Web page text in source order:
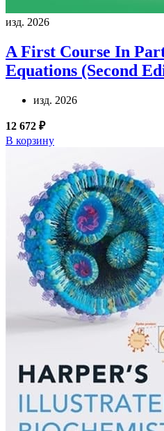
изд. 2026
A First Course In
Equations (Second
изд. 2026
12 672 ₽
В корзину